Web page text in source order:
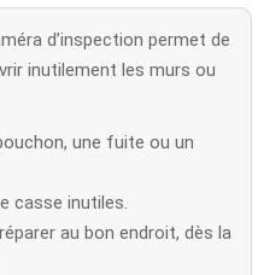
d’inspection permet de
inutilement les murs ou
une fuite ou un
casse inutiles.
au bon endroit, dès la